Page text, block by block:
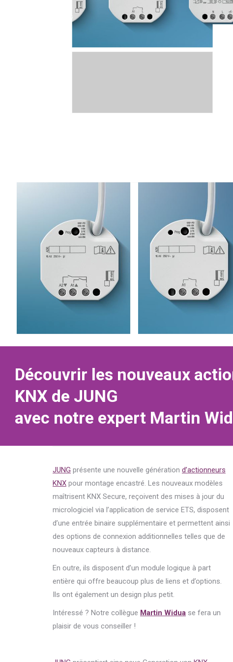
Découvrir les nouveaux
KNX de JUNG
avec notre expert Martin
JUNG présente une nouvelle génération d’actionneurs
KNX pour montage encastré. Les nouveaux modèles
maîtrisent KNX Secure, reçoivent des mises à jour du
micrologiciel via l’application de service ETS, disposent
d’une entrée binaire supplémentaire et permettent ainsi
des options de connexion additionnelles telles que de
nouveaux capteurs à distance.
En outre, ils disposent d’un module logique à part
entière qui offre beaucoup plus de liens et d’options.
Ils ont également un design plus petit.
Intéressé ? Notre collègue Martin Widua se fera un
plaisir de vous conseiller !